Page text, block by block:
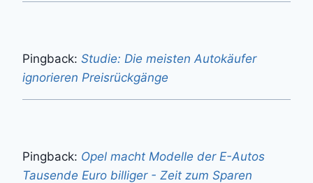
Pingback: Studie: Die meisten Autokäufer
ignorieren Preisrückgänge
Pingback: Opel macht Modelle der E-Autos
Tausende Euro billiger - Zeit zum Sparen